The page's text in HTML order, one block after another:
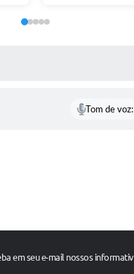
Tom de voz:
em seu e-mail nossos